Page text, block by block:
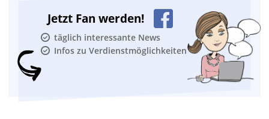
Jetzt Fan werden!
täglich interessante News
Infos zu Verdienstmöglichkeiten